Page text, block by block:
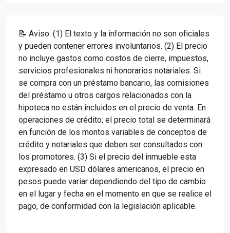
📝 Aviso: (1) El texto y la información no son oficiales
y pueden contener errores involuntarios. (2) El precio
no incluye gastos como costos de cierre, impuestos,
servicios profesionales ni honorarios notariales. Si
se compra con un préstamo bancario, las comisiones
del préstamo u otros cargos relacionados con la
hipoteca no están incluidos en el precio de venta. En
operaciones de crédito, el precio total se determinará
en función de los montos variables de conceptos de
crédito y notariales que deben ser consultados con
los promotores. (3) Si el precio del inmueble esta
expresado en USD dólares americanos, el precio en
pesos puede variar dependiendo del tipo de cambio
en el lugar y fecha en el momento en que se realice el
pago, de conformidad con la legislación aplicable.